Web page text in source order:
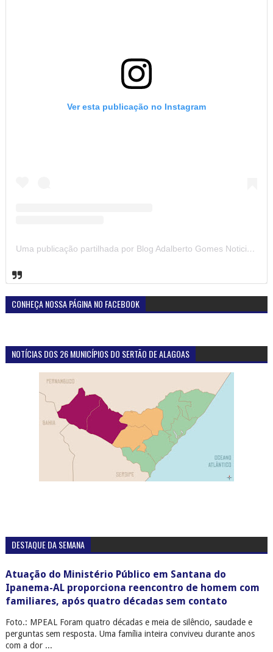
Ver esta publicação no Instagram
Uma publicação partilhada por Blog Adalberto Gomes Noticias (@blogadalbertogomesnoticiass)
CONHEÇA NOSSA PÁGINA NO FACEBOOK
NOTÍCIAS DOS 26 MUNICÍPIOS DO SERTÃO DE ALAGOAS
DESTAQUE DA SEMANA
Atuação do Ministério Público em Santana do
Ipanema-AL proporciona reencontro de homem com
familiares, após quatro décadas sem contato
Foto.: MPEAL Foram quatro décadas e meia de silêncio, saudade e
perguntas sem resposta. Uma família inteira conviveu durante anos
com a dor ...